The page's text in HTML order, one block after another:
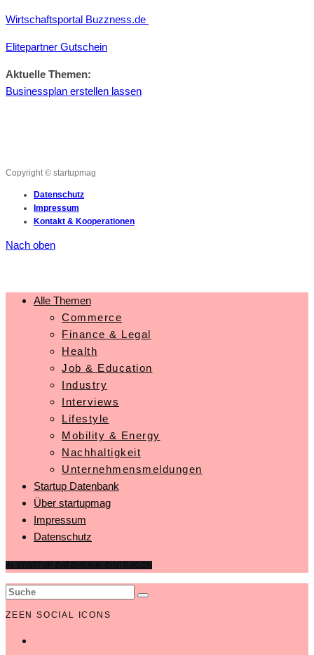
Wirtschaftsportal Buzzness.de
Elitepartner Gutschein
Aktuelle Themen:
Businessplan erstellen lassen
Copyright © startupmag
Datenschutz
Impressum
Kontakt & Kooperationen
Nach oben
Alle Themen
Commerce
Finance & Legal
Health
Job & Education
Industry
Interviews
Lifestyle
Mobility & Energy
Nachhaltigkeit
Unternehmensmeldungen
Startup Datenbank
Über startupmag
Impressum
Datenschutz
ZEEN SOCIAL ICONS